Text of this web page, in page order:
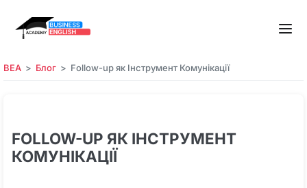
BEA Блог Follow-up як Інструмент Комунікації
FOLLOW-UP ЯК ІНСТРУМЕНТ
КОМУНІКАЦІЇ